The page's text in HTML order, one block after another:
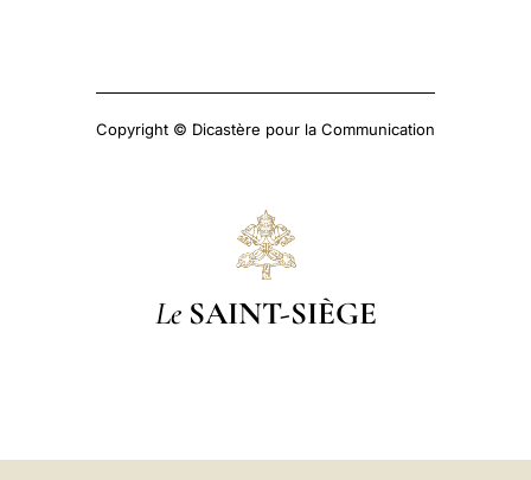
Copyright © Dicastère pour la Communication
Le SAINT-SIÈGE